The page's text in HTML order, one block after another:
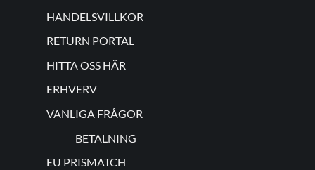
HANDELSVILLKOR
RETURN PORTAL
HITTA OSS HÄR
ERHVERV
VANLIGA FRÅGOR
BETALNING
EU PRISMATCH